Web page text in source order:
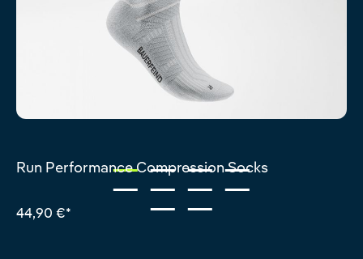
Run Performance Compression Socks
44,90 €*